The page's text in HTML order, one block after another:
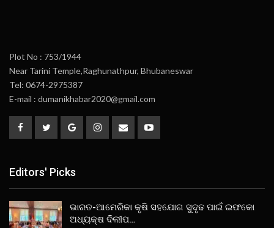
Plot No : 753/1944
Near Tarini Temple,Raghunathpur, Bhubaneswar
Tel: 0674-2975387
E-mail : dumanikhabar2020@gmail.com
Editors' Picks
ଭାରତ-ଆମେରିକା କୃଷି ସହଯୋଗ ସୁଦୃଢ ପାଇଁ ଇଫକୋ
ଅଧ୍ୟକ୍ଷ ଦିଲୀପ…